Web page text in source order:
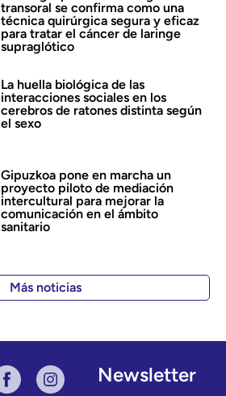
transoral se confirma como una
técnica quirúrgica segura y eficaz
para tratar el cáncer de laringe
supraglótico
La huella biológica de las
interacciones sociales en los
cerebros de ratones distinta según
el sexo
Gipuzkoa pone en marcha un
proyecto piloto de mediación
intercultural para mejorar la
comunicación en el ámbito
sanitario
Más noticias
Newsletter